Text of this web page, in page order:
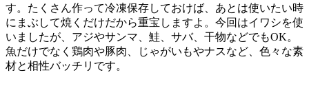
す。たくさん作って冷凍保存しておけば、あとは使いたい時
にまぶして焼くだけだから重宝しますよ。今回はイワシを使
いましたが、アジやサンマ、鮭、サバ、干物などでもOK。
魚だけでなく鶏肉や豚肉、じゃがいもやナスなど、色々な素
材と相性バッチリです。